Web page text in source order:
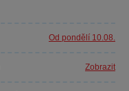
Od pondělí 10.08.
Zobrazit